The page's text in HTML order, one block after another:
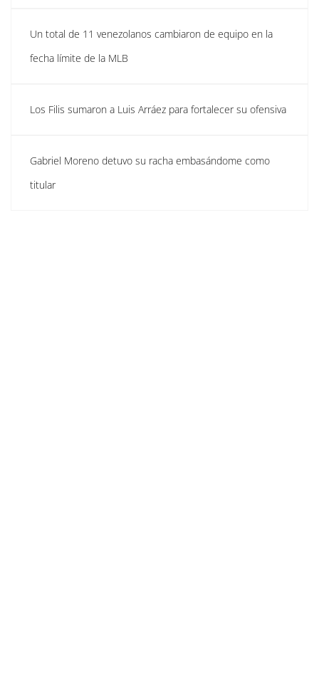
Un total de 11 venezolanos cambiaron de equipo en la
fecha límite de la MLB
Los Filis sumaron a Luis Arráez para fortalecer su ofensiva
Gabriel Moreno detuvo su racha embasándome como
titular